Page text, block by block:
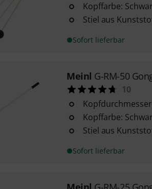
Kopffarbe:
Stiel aus
Sofort lieferbar
Meinl G-RM-50
10
Kopffarbe:
Stiel aus
Sofort lieferbar